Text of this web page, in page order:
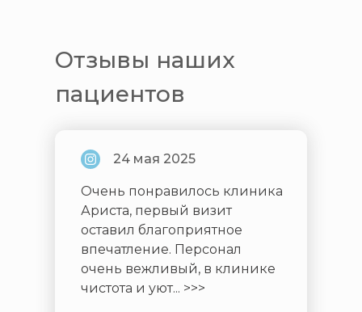
24 мая 2025
Очень понравилось клиника
Ариста, первый визит
оставил благоприятное
впечатление. Персонал
очень вежливый, в клинике
чистота и уют... >>>
Отзывы наших
пациентов